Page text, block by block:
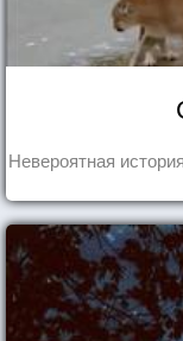
Невероятная